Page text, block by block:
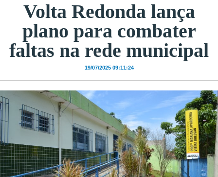
Volta Redonda lança
plano para combater
faltas na rede municipal
19/07/2025 09:11:24